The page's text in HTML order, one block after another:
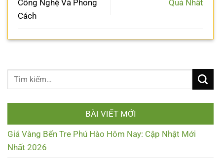
Công Nghệ Và Phong
Cách
Quả Nhất
BÀI VIẾT MỚI
Giá Vàng Bến Tre Phú Hào Hôm Nay: Cập Nhật Mới
Nhất 2026